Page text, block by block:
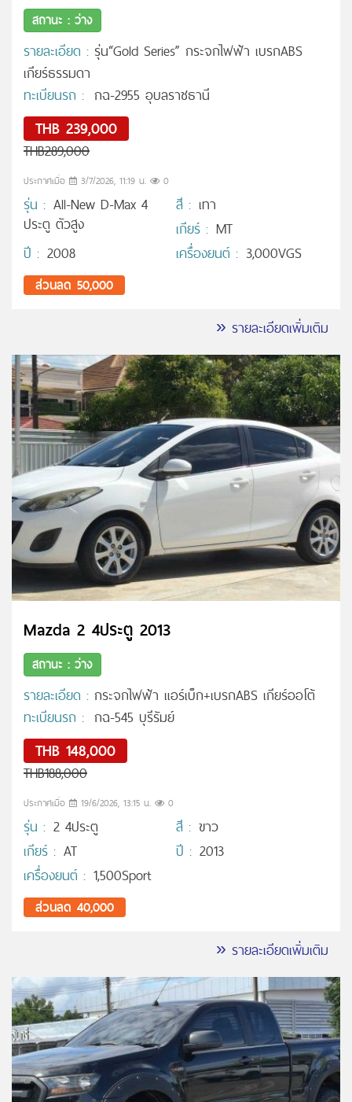
สถานะ : ว่าง
รายละเอียด : รุ่น“Gold Series” กระจกไฟฟ้า เบรกABS
เกียร์ธรรมดา
ทะเบียนรถ : กฉ-2955 อุบลราชธานี
THB 239,000
THB289,000
ประกาศเมื่อ 3/7/2026, 11:19 น. 0
รุ่น : All-New D-Max 4
ประตู ตัวสูง
สี : เทา
เกียร์ : MT
ปี : 2008 เครื่องยนต์ : 3,000VGS
ส่วนลด 50,000
» รายละเอียดเพิ่มเติม
Mazda 2 4ประตู 2013
สถานะ : ว่าง
รายละเอียด : กระจกไฟฟ้า แอร์เบ็ก+เบรกABS เกียร์ออโต้
ทะเบียนรถ : กฉ-545 บุรีรัมย์
THB 148,000
THB188,000
ประกาศเมื่อ 19/6/2026, 13:15 น. 0
รุ่น : 2 4ประตู สี : ขาว
เกียร์ : AT ปี : 2013
เครื่องยนต์ : 1,500Sport
ส่วนลด 40,000
» รายละเอียดเพิ่มเติม